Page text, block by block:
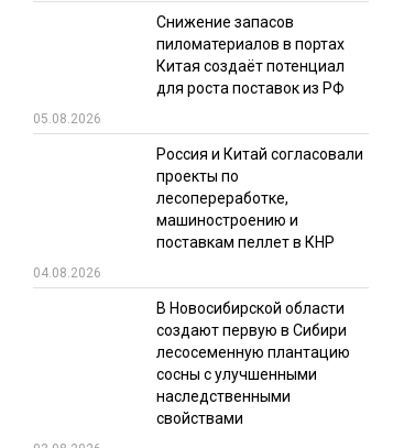
ИТОГИ МЕРОПРИЯТИЙ
Снижение запасов
пиломатериалов в портах
Китая создаёт потенциал
для роста поставок из РФ
05.08.2026
Россия и Китай согласовали
проекты по
лесопереработке,
машиностроению и
поставкам пеллет в КНР
04.08.2026
В Новосибирской области
создают первую в Сибири
лесосеменную плантацию
сосны с улучшенными
наследственными
свойствами